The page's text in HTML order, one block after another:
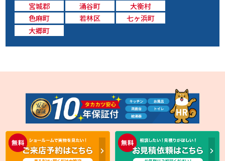
宮城郡
涌谷町
大衡村
色麻町
若林区
七ヶ浜町
大郷町